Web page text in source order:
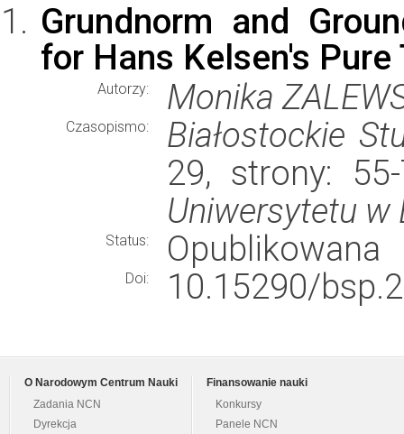
Grundnorm and
for Hans Kelsen's Pure
Autorzy: Monika
Czasopismo:
Białostockie
29, strony:
Uniwersytetu w
Status: Opublikowana
Doi: 10.15290/
O Narodowym Centrum Nauki
Zadania NCN
Dyrekcja
Finansowanie nauki
Konkursy
Panele NCN